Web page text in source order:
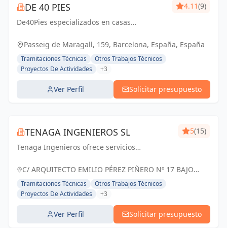
DE 40 PIES
De40Pies especializados en casas
ofreciendo diseños modernos y eficiencia
energética. Con más de 25 años de
experiencia, persona...
4.11(9)
Passeig de Maragall, 159, Barcelona, España, España
Tramitaciones Técnicas
Otros Trabajos Técnicos
Proyectos De Actividades
+3
Ver Perfil Solicitar presupuesto
TENAGA INGENIEROS SL
Tenaga Ingenieros ofrece servicios
mejorar la eficiencia energética y reducir
hasta g...
5(15)
C/ ARQUITECTO EMILIO PÉREZ PIÑERO Nº 17 BAJO
MURCIA, España
Tramitaciones Técnicas
Otros Trabajos Técnicos
Proyectos De Actividades
+3
Ver Perfil Solicitar presupuesto